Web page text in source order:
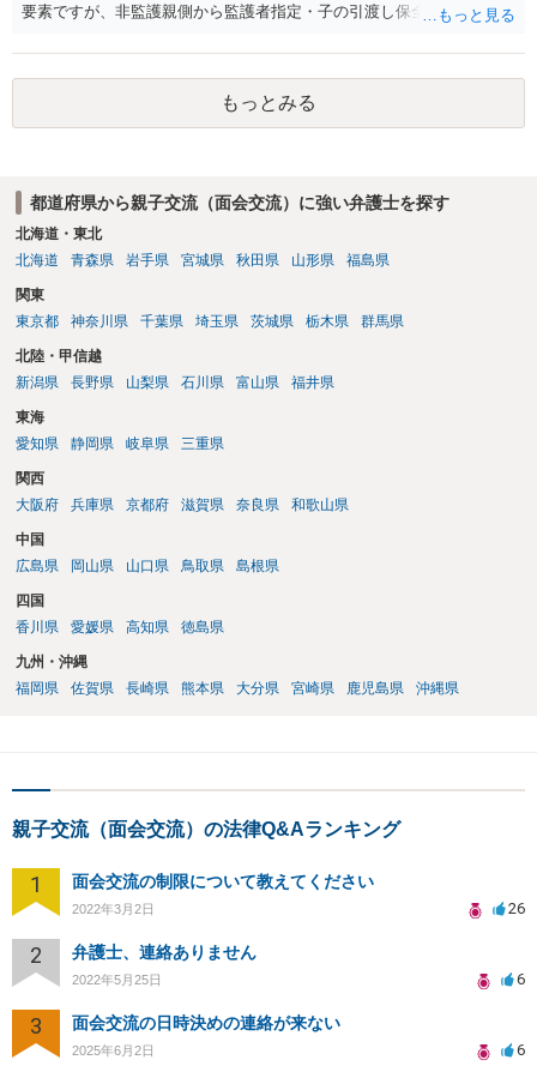
要素ですが、非監護親側から監護者指定・子の引渡し保全処分が申し
すべきでないというのが実務の考え方ではないかと思います。 ③あな
たが主たる監護者なのであれば監護者指定等の審判が認められる可能
性はあるでしょう。ただ、本案の前に保全処分（仮処分）を先行して
出すことには慎重になる（本案と同時に判断する）事案もあります。
もっとみる
都道府県から親子交流（面会交流）に強い弁護士を探す
北海道・東北
北海道
青森県 岩手県 宮城県 秋田県 山形県 福島県
関東
東京都
神奈川県 千葉県 埼玉県 茨城県 栃木県 群馬県
北陸・甲信越
新潟県
長野県 山梨県 石川県 富山県 福井県
東海
愛知県
静岡県 岐阜県 三重県
関西
大阪府
兵庫県 京都府 滋賀県 奈良県 和歌山県
中国
広島県
岡山県 山口県 鳥取県 島根県
四国
香川県
愛媛県 高知県 徳島県
九州・沖縄
福岡県
佐賀県 長崎県 熊本県 大分県 宮崎県 鹿児島県 沖縄県
親子交流（面会交流）の法律Q&Aランキング
1 面会交流の制限について教えてください
2022年3月2日 26
2 弁護士、連絡ありません
2022年5月25日 6
3 面会交流の日時決めの連絡が来ない
2025年6月2日 6